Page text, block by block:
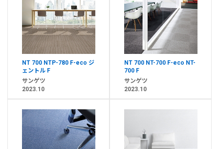
NT 700 NTP-780 F-eco ジ
ェントル F
サンゲツ
2023.10
NT 700 NT-700 F-eco NT-
700 F
サンゲツ
2023.10